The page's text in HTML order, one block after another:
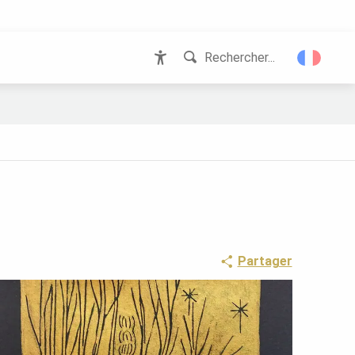
Rechercher...
Partager